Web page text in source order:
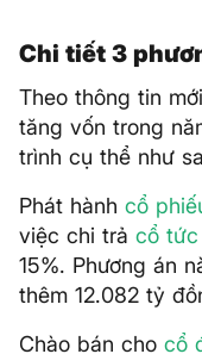
Chi tiết 3
Theo thông tin
tăng vốn trong
trình cụ thể như
Phát hành cổ
việc chi trả cổ tức
15%. Phương án
thêm 12.082 tỷ
Chào bán cho cổ